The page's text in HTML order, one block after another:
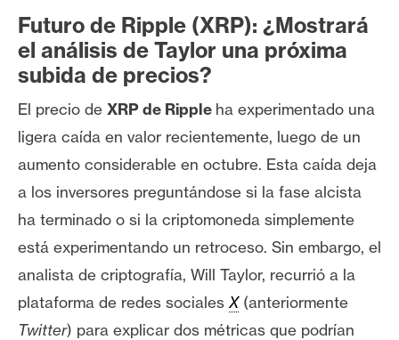
Futuro de Ripple (XRP): ¿Mostrará
el análisis de Taylor una próxima
subida de precios?
El precio de XRP de Ripple ha experimentado una
ligera caída en valor recientemente, luego de un
aumento considerable en octubre. Esta caída deja
a los inversores preguntándose si la fase alcista
ha terminado o si la criptomoneda simplemente
está experimentando un retroceso. Sin embargo, el
analista de criptografía, Will Taylor, recurrió a la
plataforma de redes sociales X(anteriormente
Twitter) para explicar dos métricas que podrían